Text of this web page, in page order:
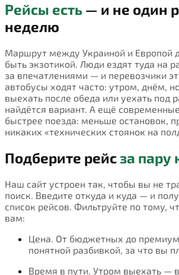
Рейсы есть — и не один
неделю
Маршрут между Украиной и Европой
быть экзотикой. Люди ездят туда на
за впечатлениями — и перевозчики
автобусы ходят часто: утром, днём,
выехать после обеда или уехать под
найдётся вариант. А ещё
быстрее поезда: меньше остановок,
никаких «технических стоянок на
Подберите рейсза пару
Наш сайт устроен так, чтобы вы не
поиск. Введите откуда и куда — и
список рейсов. Фильтруйте по тому,
вам:
Цена. От бюджетных до
понятной разбивкой, за что вы
Время в пути. Утром выехать —